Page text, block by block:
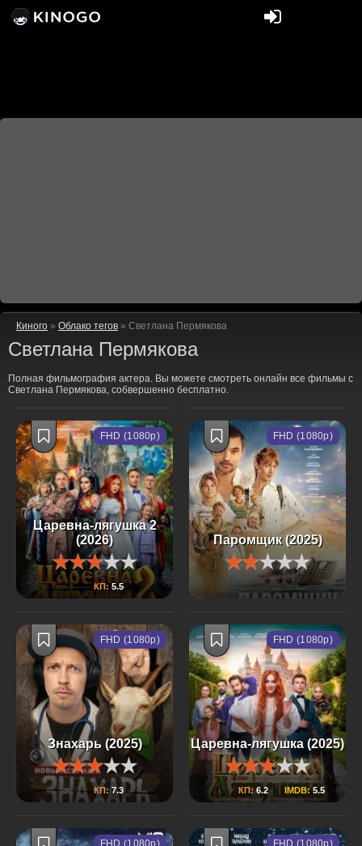
Киного » Облако тегов » Светлана Пермякова
Светлана Пермякова
Полная фильмография актера. Вы можете смотреть онлайн все фильмы с
Светлана Пермякова, собвершенно бесплатно.
Царевна-лягушка 2
(2026)
КП:5.5
FHD (1080p)
Паромщик (2025)
FHD (1080p)
Знахарь (2025)
КП:7.3
FHD (1080p)
Царевна-лягушка (2025)
КП:6.2 IMDB:5.5
FHD (1080p)
FHD (1080p) FHD (1080p)